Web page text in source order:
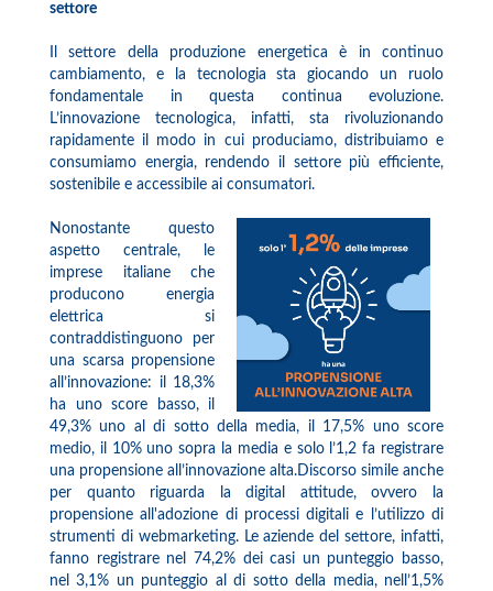
settore
Il settore della produzione energetica è in continuo
cambiamento, e la tecnologia sta giocando un ruolo
fondamentale in questa continua evoluzione.
L’innovazione tecnologica, infatti, sta rivoluzionando
rapidamente il modo in cui produciamo, distribuiamo e
consumiamo energia, rendendo il settore più efficiente,
sostenibile e accessibile ai consumatori.
Nonostante questo
aspetto centrale, le
imprese italiane che
producono energia
elettrica si
contraddistinguono per
una scarsa propensione
all’innovazione: il 18,3%
ha uno score basso, il
49,3% uno al di sotto della media, il 17,5% uno score
medio, il 10% uno sopra la media e solo l’1,2 fa registrare
una propensione all’innovazione alta.Discorso simile anche
per quanto riguarda la digital attitude, ovvero la
propensione all'adozione di processi digitali e l’utilizzo di
strumenti di webmarketing. Le aziende del settore, infatti,
fanno registrare nel 74,2% dei casi un punteggio basso,
nel 3,1% un punteggio al di sotto della media, nell’1,5%